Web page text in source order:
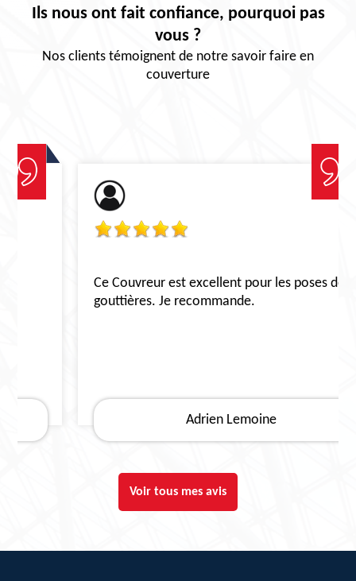
Ils nous ont fait confiance, pourquoi pas
vous ?
Nos clients témoignent de notre savoir faire en
couverture
Ce Couvreur est excellent pour les poses de
gouttières. Je recommande.
Adrien Lemoine
Voir tous mes avis